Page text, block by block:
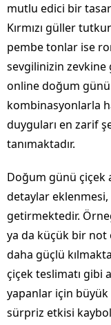
mutlu edici bir
Kırmızı güller
pembe tonlar ise
sevgilinizin
online doğum günü
kombinasyonlarla
duyguları en zarif
tanımaktadır.
Doğum günü çiçek
detaylar eklenmesi,
getirmektedir.
ya da küçük bir not
daha güçlü
çiçek teslimatı gibi
yapanlar için büyük
sürpriz etkisi